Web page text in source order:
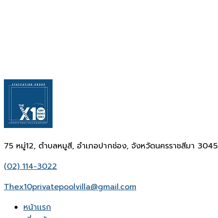
75 หมู่12, ตำบลหมูสี, อำเภอปากช่อง, จังหวัดนครราชสีมา
(02) 114-3022
Thex10privatepoolvilla@gmail.com
หน้าเเรก